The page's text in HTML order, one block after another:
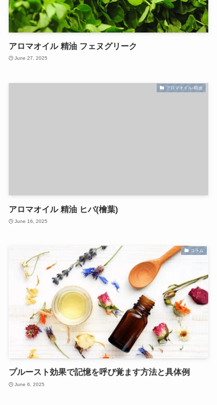
アロマオイル 精油 フェヌグリーク
June 27, 2025
アロマオイル-精油
アロマオイル 精油 ヒバ(檜葉)
June 16, 2025
コラム
プルースト効果で記憶を呼び覚ます方法と具体例
June 6, 2025